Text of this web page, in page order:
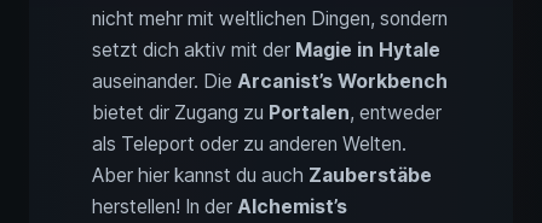
nicht mehr mit weltlichen Dingen, sondern
setzt dich aktiv mit der Magie in Hytale
auseinander. Die Arcanist’s Workbench
bietet dir Zugang zu Portalen, entweder
als Teleport oder zu anderen Welten.
Aber hier kannst du auch Zauberstäbe
herstellen! In der Alchemist’s